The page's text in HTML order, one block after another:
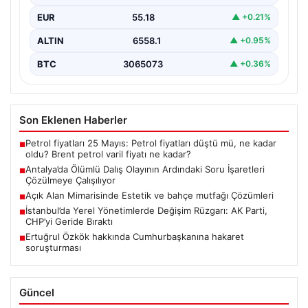
EUR 55.18 ▲ +0.21%
ALTIN 6558.1 ▲ +0.95%
BTC 3065073 ▲ +0.36%
Son Eklenen Haberler
■Petrol fiyatları 25 Mayıs: Petrol fiyatları düştü mü, ne kadar
oldu? Brent petrol varil fiyatı ne kadar?
■Antalya’da Ölümlü Dalış Olayının Ardındaki Soru İşaretleri
Çözülmeye Çalışılıyor
■Açık Alan Mimarisinde Estetik ve bahçe mutfağı Çözümleri
■İstanbul’da Yerel Yönetimlerde Değişim Rüzgarı: AK Parti,
CHP’yi Geride Bıraktı
■Ertuğrul Özkök hakkında Cumhurbaşkanına hakaret
soruşturması
Güncel